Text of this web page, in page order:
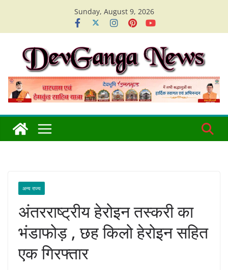
content
Sunday, August 9, 2026
अन्य राज्य
अंतरराष्ट्रीय हेरोइन तस्करी का
भंडाफोड़ , छह किलो हेरोइन सहित
एक गिरफ्तार